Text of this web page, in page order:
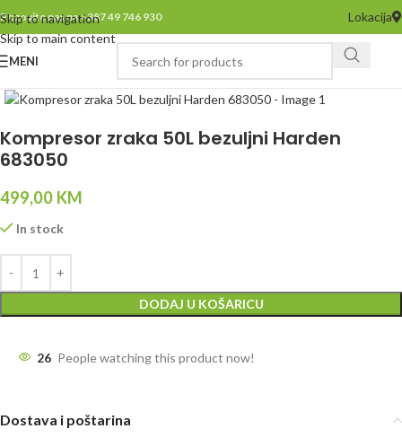
Skip to navigation
Skip to main content
Pozovite nas na +387 49 746 930 Lokacija
MENI
Click to enlarge
Kompresor zraka 50L bezuljni Harden
683050
499,00 KM
In stock
DODAJ U KOŠARICU
26 People watching this product now!
Dostava i poštarina